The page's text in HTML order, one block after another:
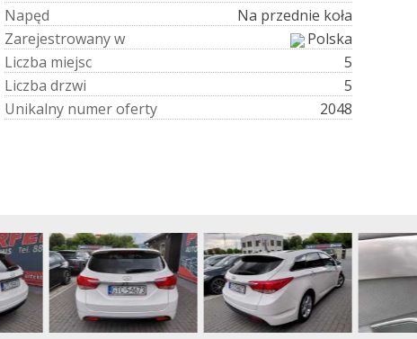
Napęd
Na przednie koła
Zarejestrowanyw
Polska
Liczba miejsc
5
Liczba drzwi
5
Unikalny numeroferty 2048